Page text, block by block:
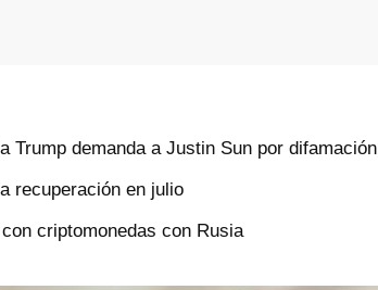
Trump demanda a Justin Sun por difamación
recuperación en julio
criptomonedas con Rusia